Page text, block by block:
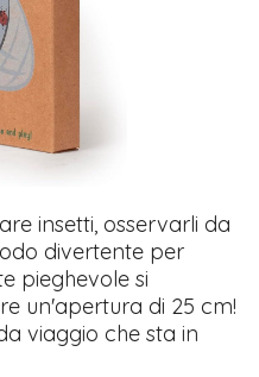
insetti, osservarli da
divertente per
pieghevole si
un'apertura di 25 cm!
viaggio che sta in